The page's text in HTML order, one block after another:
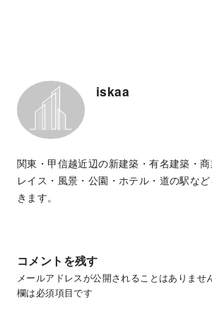
iskaa
関東・甲信越近辺の新建築・有名建築・
レイス・風景・公園・ホテル・道の駅な
きます。
コメントを残す
メールアドレスが公開されることはありません
欄は必須項目です